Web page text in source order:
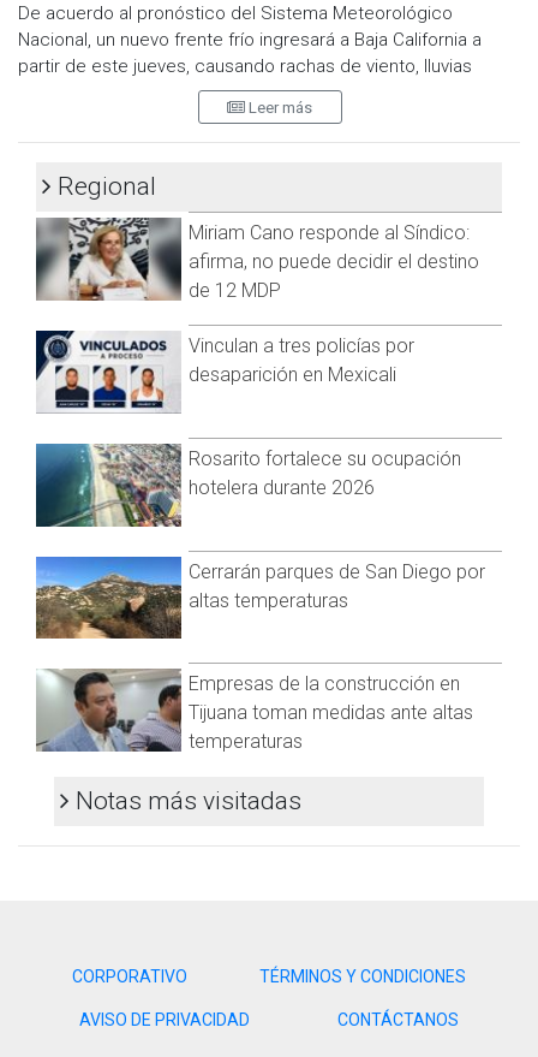
De acuerdo al pronóstico del Sistema Meteorológico
Nacional, un nuevo frente frío ingresará a Baja California a
partir de este jueves, causando rachas de viento, lluvias
aisladas, y posibilidad de aguanieve en las sierras de Baja
Quezada, indicó que se esperan precipitaciones ligeras en
Tijuana
"No se espera una tormenta como la pasada pero estamos
en invierno y siguen las probabilidades", expresó Rentería.
Protección Civil recomienda a la población resguardarse en
caso de lluvias o aguanieve, así como utilizar ropa abrigadora,
es importante evitar utilizar calentadores de leña o gas
dentro del hogar, en caso de requerir ser canalizado a un
refugio o presenciar una situación de riesgo, llamar al 911.
Leer más
Regional
Miriam Cano responde al Síndico:
afirma, no puede decidir el destino
de 12 MDP
Vinculan a tres policías por
desaparición en Mexicali
Rosarito fortalece su ocupación
hotelera durante 2026
Cerrarán parques de San Diego por
altas temperaturas
Empresas de la construcción en
Tijuana toman medidas ante altas
temperaturas
Notas más visitadas
CORPORATIVO TÉRMINOS Y CONDICIONES
AVISO DE PRIVACIDAD CONTÁCTANOS